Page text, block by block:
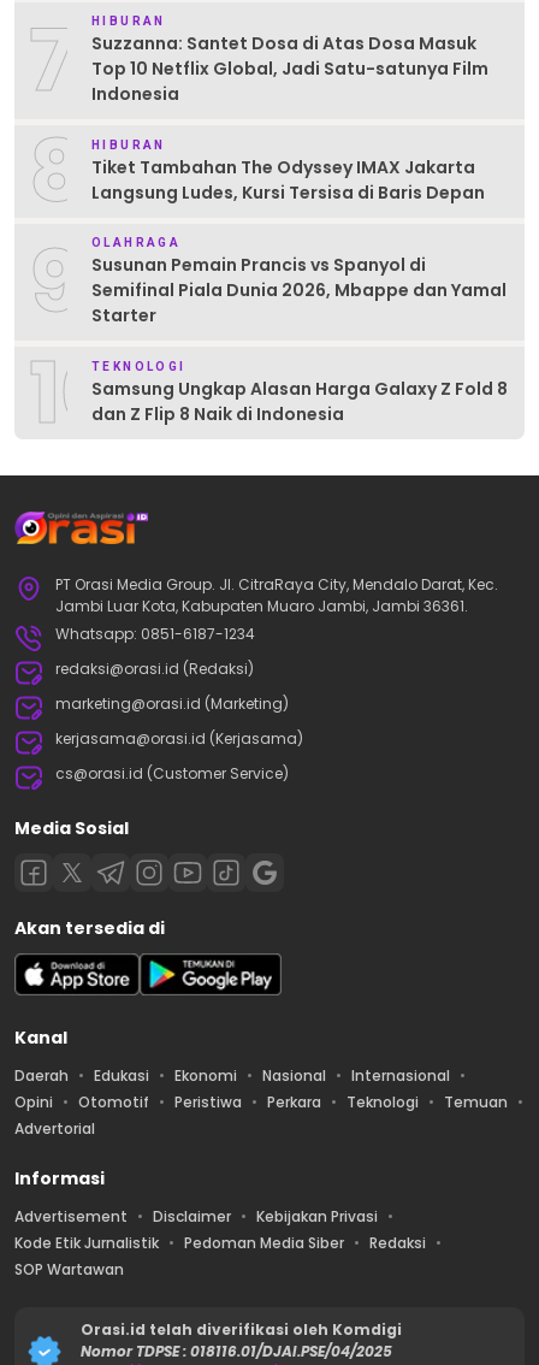
7 HIBURAN
Suzzanna: Santet Dosa di Atas Dosa Masuk
Top 10 Netflix Global, Jadi Satu-satunya Film
Indonesia
8 HIBURAN
Tiket Tambahan The Odyssey IMAX Jakarta
Langsung Ludes, Kursi Tersisa di Baris Depan
9 OLAHRAGA
Susunan Pemain Prancis vs Spanyol di
Semifinal Piala Dunia 2026, Mbappe dan Yamal
Starter
10TEKNOLOGI
Samsung Ungkap Alasan Harga Galaxy Z Fold 8
dan Z Flip 8 Naik di Indonesia
PT Orasi Media Group. Jl. CitraRaya City, Mendalo Darat, Kec.
Jambi Luar Kota, Kabupaten Muaro Jambi, Jambi 36361.
Whatsapp: 0851-6187-1234
redaksi@orasi.id (Redaksi)
marketing@orasi.id (Marketing)
kerjasama@orasi.id (Kerjasama)
cs@orasi.id (Customer Service)
Media Sosial
Akan tersedia di
Kanal
Daerah Edukasi Ekonomi Nasional
Internasional
Opini
Otomotif Peristiwa Perkara Teknologi
Temuan
Advertorial
Informasi
Advertisement Disclaimer
Kebijakan Privasi
Kode Etik Jurnalistik
Pedoman Media Siber
Redaksi
SOP Wartawan
Orasi.id telah diverifikasi oleh Komdigi
Nomor TDPSE : 018116.01/DJAI.PSE/04/2025